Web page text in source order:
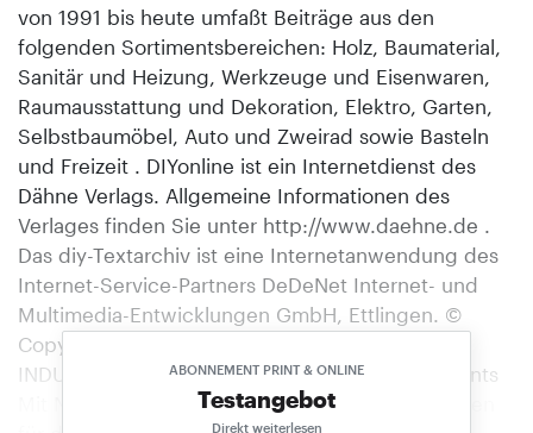
ABONNEMENT PRINT & ONLINE
Testangebot
Direkt weiterlesen
von 1991 bis heute umfaßt Beiträge aus den
folgenden Sortimentsbereichen: Holz, Baumaterial,
Sanitär und Heizung, Werkzeuge und Eisenwaren,
Raumausstattung und Dekoration, Elektro, Garten,
Selbstbaumöbel, Auto und Zweirad sowie Basteln
und Freizeit . DIYonline ist ein Internetdienst des
Dähne Verlags. Allgemeine Informationen des
Verlages finden Sie unter http://www.daehne.de .
Das diy-Textarchiv ist eine Internetanwendung des
Internet-Service-Partners DeDeNet Internet- und
Multimedia-Entwicklungen GmbH, Ettlingen. ©
Copyright 1998, Dähne Verlag, Ettlingen.
INDUSTRIE Ergänzung des Sicherheitssortiments
Mit Nischenprodukten und attraktiven Konditionen